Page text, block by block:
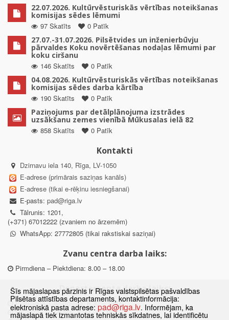
22.07.2026. Kultūrvēsturiskās vērtības noteikšanas
komisijas sēdes lēmumi
97 Skatīts
0 Patīk
27.07.-31.07.2026. Pilsētvides un inženierbūvju
pārvaldes Koku novērtēšanas nodaļas lēmumi par
koku ciršanu
146 Skatīts
0 Patīk
04.08.2026. Kultūrvēsturiskās vērtības noteikšanas
komisijas sēdes darba kārtība
190 Skatīts
0 Patīk
Paziņojums par detālplānojuma izstrādes
uzsākšanu zemes vienībā Mūkusalas ielā 82
858 Skatīts
0 Patīk
Kontakti
Dzirnavu iela 140, Rīga, LV-1050
E-adrese (primārais saziņas kanāls)
E-adrese (tikai e-rēķinu iesniegšanai)
E-pasts: pad@riga.lv
Tālrunis: 1201,
(+371) 67012222 (zvaniem no ārzemēm)
WhatsApp: 27772805 (tikai rakstiskai saziņai)
Zvanu centra darba laiks:
Pirmdiena – Piektdiena: 8.00 – 18.00
Departamenta darba laiks:
Pirmdiena, Ceturtdiena: 8.30 – 18.00
Otrdiena, Trešdiena: 8.30 – 17.00
Šīs mājaslapas pārzinis ir Rīgas valstspilsētas pašvaldības
Pilsētas attīstības departaments, kontaktinformācija:
elektroniskā pasta adrese: pad@riga.lv. Informējam, ka
mājaslapā tiek izmantotas tehniskās sīkdatnes, lai identificētu